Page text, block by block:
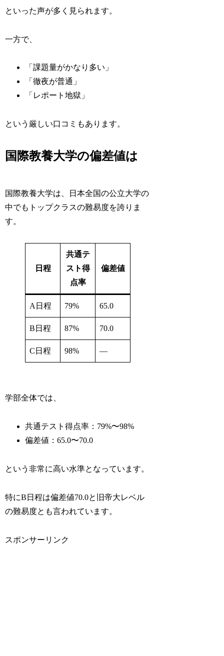
といった声が多く見られます。
一方で、
「課題量がかなり多い」
「徹夜が普通」
「レポート地獄」
という厳しい口コミもあります。
国際教養大学の偏差値は
国際教養大学は、日本全国の公立大学の
中でもトップクラスの難易度を誇りま
す。
日程
共通テ
スト得
点率
偏差値
A日程 79% 65.0
B日程 87% 70.0
C日程 98% ―
学部全体では、
共通テスト得点率：79%〜98%
偏差値：65.0〜70.0
という非常に高い水準となっています。
特にB日程は偏差値70.0と旧帝大レベル
の難易度とも言われています。
スポンサーリンク